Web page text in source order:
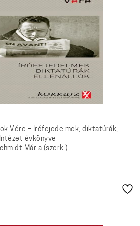
Vére – Írófejedelmek, diktatúrák,
évkönyve
Mária (szerk.)